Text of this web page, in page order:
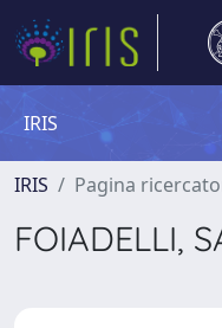
IRIS
IRIS Pagina
FOIADELLI,